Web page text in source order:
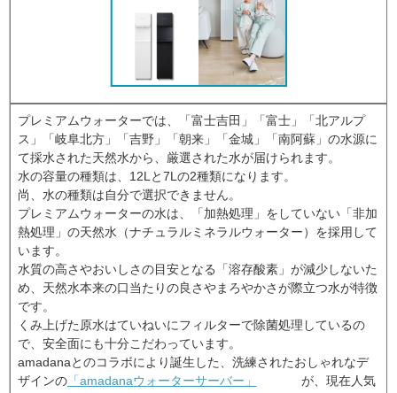
プレミアムウォーターでは、「富士吉田」「富士」「北アルプ
ス」「岐阜北方」「吉野」「朝来」「金城」「南阿蘇」の水源に
て採水された天然水から、厳選された水が届けられます。
水の容量の種類は、12Lと7Lの2種類になります。
尚、水の種類は自分で選択できません。
プレミアムウォーターの水は、「加熱処理」をしていない「非加
熱処理」の天然水（ナチュラルミネラルウォーター）を採用して
います。
水質の高さやおいしさの目安となる「溶存酸素」が減少しないた
め、天然水本来の口当たりの良さやまろやかさが際立つ水が特徴
です。
くみ上げた原水はていねいにフィルターで除菌処理しているの
で、安全面にも十分こだわっています。
amadanaとのコラボにより誕生した、洗練されたおしゃれなデ
ザインの「amadanaウォーターサーバー」 が、現在人気